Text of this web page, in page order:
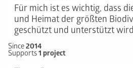
Für mich ist es wichtig, dass
und Heimat der größten
geschützt und unterstützt
Since2014
Supports1 project